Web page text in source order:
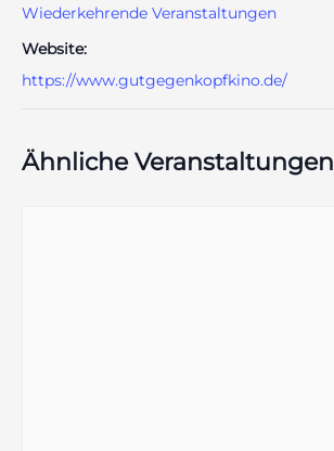
Wiederkehrende Veranstaltungen
Website:
https://www.gutgegenkopfkino.de/
Ähnliche Veranstaltungen